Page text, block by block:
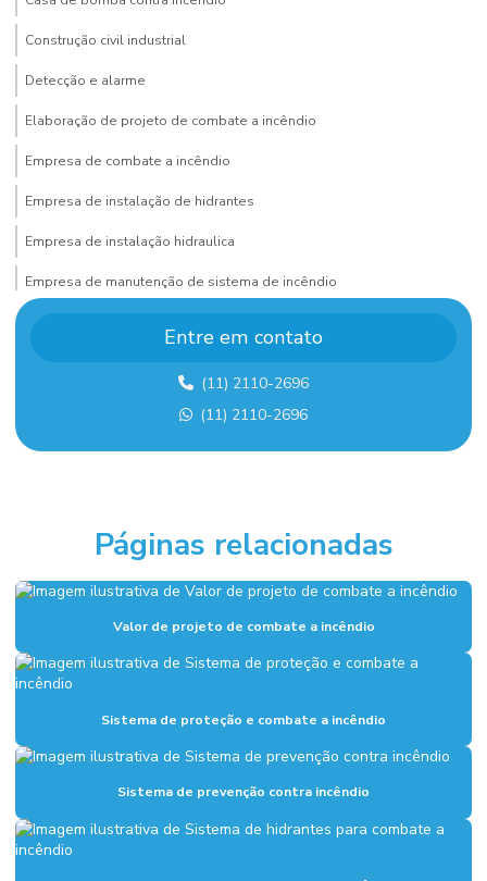
Construção civil industrial
Detecção e alarme
Elaboração de projeto de combate a incêndio
Empresa de combate a incêndio
Empresa de instalação de hidrantes
Empresa de instalação hidraulica
Empresa de manutenção de sistema de incêndio
Empresa de montagem de estrutura metalica
Empresa de montagem industrial
Empresa de projeto de combate a incêndio
Execução de fundação industrial
Fundações industriais
Instalação de alarme de incêndio
Instalação de combate a incêndio
Instalação de hidrantes
Instalação hidráulica para indústria
Instalação hidráulica industrial
Entre em contato
(11) 2110-2696
(11) 2110-2696
Páginas relacionadas
Valor de projeto de combate a incêndio
Sistema de proteção e combate a incêndio
Sistema de prevenção contra incêndio